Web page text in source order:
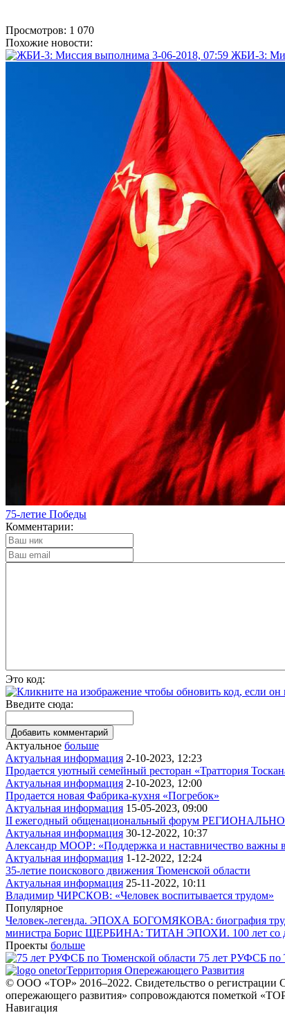
Просмотров: 1 070
Похожие новости:
3-06-2018, 07:59 ЖБИ-3:
75-летие Победы
Комментарии:
Это код:
Введите сюда:
Актуальное больше
Актуальная информация 2-10-2023, 12:23
Продается уютный семейный ресторан «Траттория
Актуальная информация 2-10-2023, 12:00
Продается новая Фабрика-кухня «Погребок»
Актуальная информация 15-05-2023, 09:00
II ежегодный общенациональный форум
Актуальная информация 30-12-2022, 10:37
Александр МООР: «Поддержка и наставничество важны
Актуальная информация 1-12-2022, 12:24
35-летие поискового движения Тюменской области
Актуальная информация 25-11-2022, 10:11
Владимир ЧИРСКОВ: «Человек воспитывается трудом»
Популярное
Человек-легенда. ЭПОХА БОГОМЯКОВА: биография
министра Борис ЩЕРБИНА: ТИТАН ЭПОХИ. 100 лет со
Проекты больше
75 лет РУФСБ по
Территория Опережающего Развития
© ООО «ТОР» 2016–2022. Свидетельство о регистрации
опережающего развития» сопровождаются пометкой
Навигация